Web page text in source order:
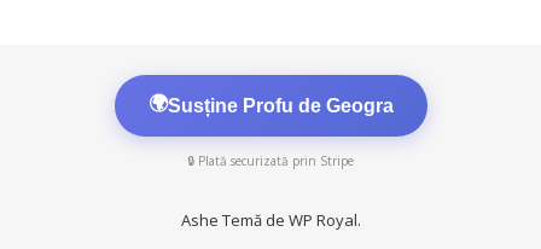
🌍Susține Profu de Geogra
🔒 Plată securizată prin Stripe
Ashe Temă de WP Royal.